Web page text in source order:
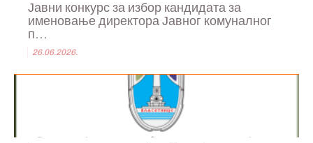
Јавни конкурс за избор кандидата за
именовање директора Јавног комуналног
п...
26.06.2026.